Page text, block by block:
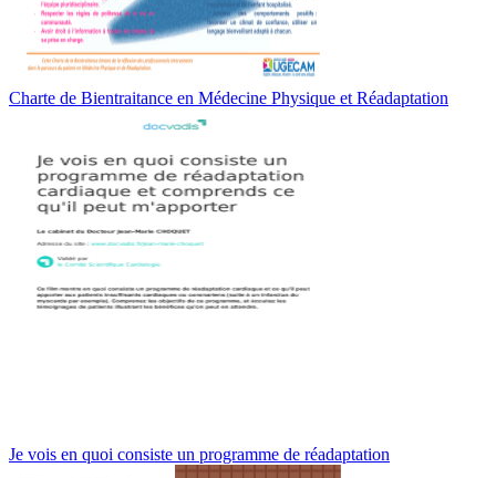
Charte de Bientraitance en Médecine Physique et Réadaptation
Je vois en quoi consiste un programme de réadaptation